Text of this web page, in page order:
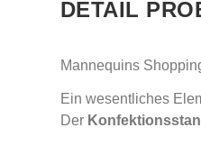
DETAIL
Mannequins
Ein wesentliches
Der